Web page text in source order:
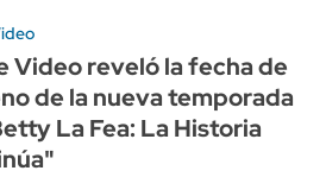
Video reveló la fecha de
de la nueva temporada
La Fea: La Historia